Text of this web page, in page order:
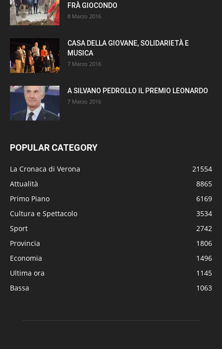
FRÀ GIOCONDO
8 Marzo 2016
CASA DELLA GIOVANE, SOLIDARIETÀ E
MUSICA
7 Marzo 2016
A SILVANO PEDROLLO IL PREMIO LEONARDO
7 Marzo 2016
POPULAR CATEGORY
La Cronaca di Verona
21554
Attualità
8865
Primo Piano
6169
Cultura e Spettacolo
3534
Sport
2742
Provincia
1806
Economia
1496
Ultima ora
1145
Bassa
1063